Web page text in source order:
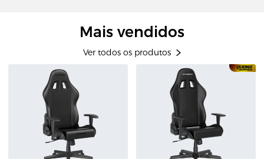
Mais vendidos
Ver todos os produtos